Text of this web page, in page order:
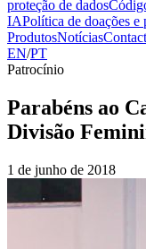
proteção de dados
IAPolítica de doações e
ProdutosNotícias
EN/PT
Patrocínio
Parabéns ao
Divisão
1 de junho de 2018